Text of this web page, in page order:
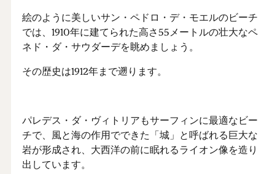
絵のように美しいサン・ペドロ・デ・モエルのビーチ
では、1910年に建てられた高さ55メートルの壮大なペ
ネド・ダ・サウダーデを眺めましょう。
その歴史は1912年まで遡ります。
パレデス・ダ・ヴィトリアもサーフィンに最適なビー
チで、風と海の作用でできた「城」と呼ばれる巨大な
岩が形成され、大西洋の前に眠れるライオン像を造り
出しています。